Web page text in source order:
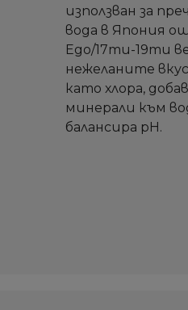
използван за
вода в Япония
Едо/17ти-19ти
нежеланите
като хлора,
минерали към
балансира pH.